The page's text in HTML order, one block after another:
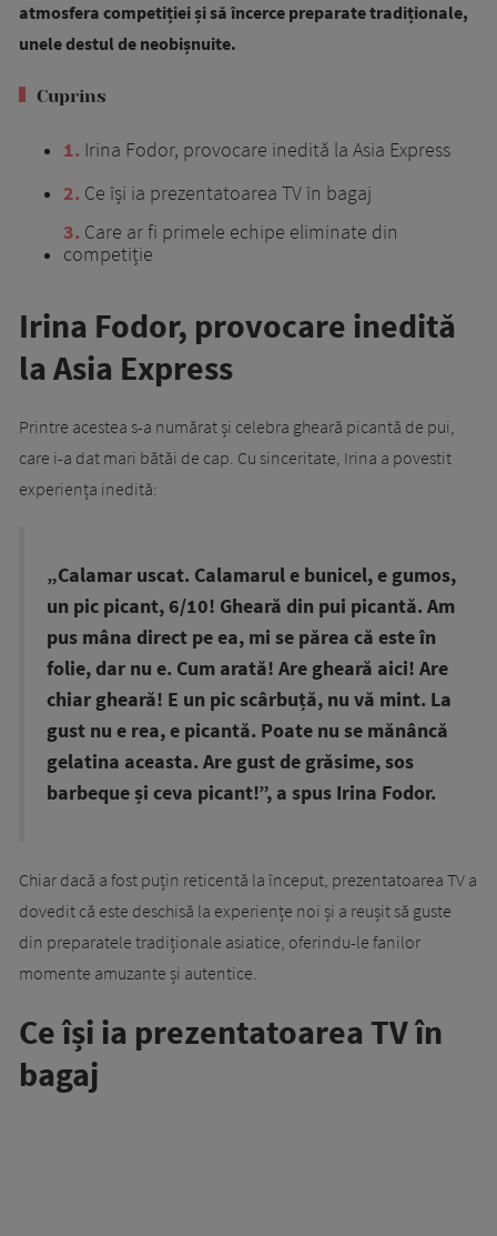
atmosfera competiției și să încerce preparate tradiționale,
unele destul de neobișnuite.
Cuprins
1 Irina Fodor, provocare inedită la Asia Express
2 Ce își ia prezentatoarea TV în bagaj
3 Care ar fi primele echipe eliminate din
competiție
Irina Fodor, provocare inedită
la Asia Express
Printre acestea s-a numărat și celebra gheară picantă de pui,
care i-a dat mari bătăi de cap. Cu sinceritate, Irina a povestit
experiența inedită:
„Calamar uscat. Calamarul e bunicel, e gumos,
un pic picant, 6/10! Gheară din pui picantă. Am
pus mâna direct pe ea, mi se părea că este în
folie, dar nu e. Cum arată! Are gheară aici! Are
chiar gheară! E un pic scârbuță, nu vă mint. La
gust nu e rea, e picantă. Poate nu se mănâncă
gelatina aceasta. Are gust de grăsime, sos
barbeque și ceva picant!”, a spus Irina Fodor.
Chiar dacă a fost puțin reticentă la început, prezentatoarea TV a
dovedit că este deschisă la experiențe noi și a reușit să guste
din preparatele tradiționale asiatice, oferindu-le fanilor
momente amuzante și autentice.
Ce își ia prezentatoarea TV în
bagaj